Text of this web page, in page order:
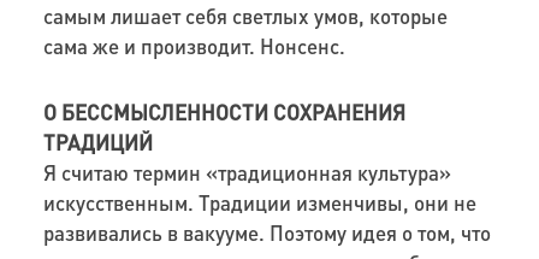
самым лишает себя светлых умов, которые
сама же и производит. Нонсенс.
О БЕССМЫСЛЕННОСТИ СОХРАНЕНИЯ
ТРАДИЦИЙ
Я считаю термин «традиционная культура»
искусственным. Традиции изменчивы, они не
развивались в вакууме. Поэтому идея о том, что